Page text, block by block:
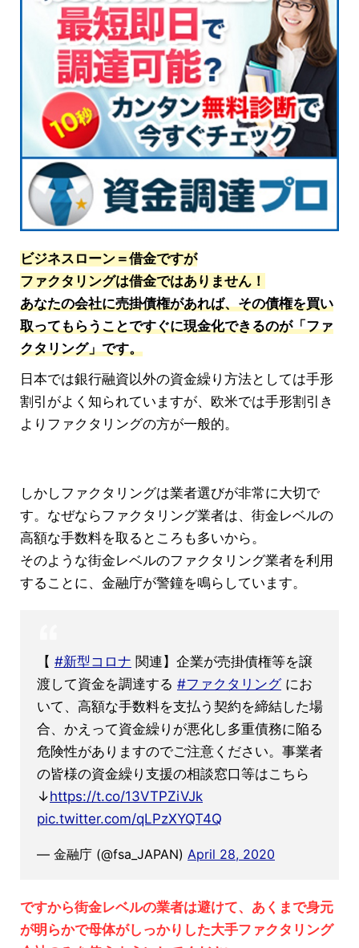
ビジネスローン＝借金ですが
ファクタリングは借金ではありません！
あなたの会社に売掛債権があれば、その債権を買い
取ってもらうことですぐに現金化できるのが「ファ
クタリング」です。
日本では銀行融資以外の資金繰り方法としては手形
割引がよく知られていますが、欧米では手形割引き
よりファクタリングの方が一般的。
しかしファクタリングは業者選びが非常に大切で
す。なぜならファクタリング業者は、街金レベルの
高額な手数料を取るところも多いから。
そのような街金レベルのファクタリング業者を利用
することに、金融庁が警鐘を鳴らしています。
【 #新型コロナ 関連】企業が売掛債権等を譲
渡して資金を調達する #ファクタリングにお
いて、高額な手数料を支払う契約を締結した場
合、かえって資金繰りが悪化し多重債務に陥る
危険性がありますのでご注意ください。事業者
の皆様の資金繰り支援の相談窓口等はこちら
↓https://t.co/13VTPZiVJk
pic.twitter.com/qLPzXYQT4Q
— 金融庁 (@fsa_JAPAN) April 28, 2020
ですから街金レベルの業者は避けて、あくまで身元
が明らかで母体がしっかりした大手ファクタリング